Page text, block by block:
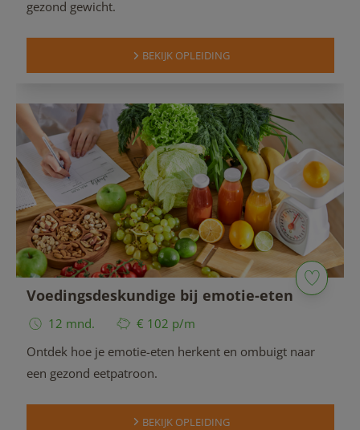
gezond gewicht.
BEKIJK OPLEIDING
Voedingsdeskundige bij emotie-eten
12 mnd.
€ 102 p/m
Ontdek hoe je emotie-eten herkent en ombuigt naar
een gezond eetpatroon.
BEKIJK OPLEIDING